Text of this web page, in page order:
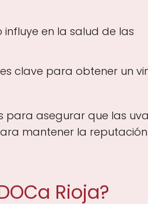
en la salud de las
clave para obtener un
para asegurar que las
mantener la
Rioja?